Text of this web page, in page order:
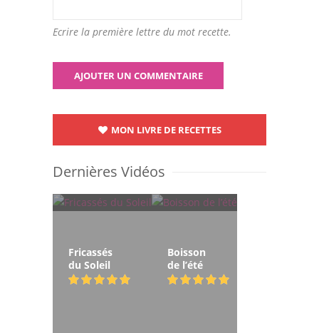
Ecrire la première lettre du mot recette.
MON LIVRE DE RECETTES
Dernières Vidéos
Fricassés
du Soleil
Boisson
de l’été